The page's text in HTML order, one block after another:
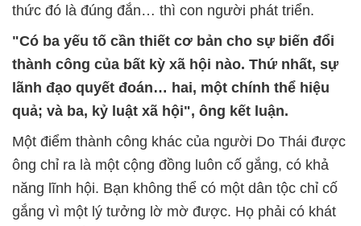
thức đó là đúng đắn… thì con người phát triển.
"Có ba yếu tố cần thiết cơ bản cho sự biến đổi
thành công của bất kỳ xã hội nào. Thứ nhất, sự
lãnh đạo quyết đoán… hai, một chính thể hiệu
quả; và ba, kỷ luật xã hội", ông kết luận.
Một điểm thành công khác của người Do Thái được
ông chỉ ra là một cộng đồng luôn cố gắng, có khả
năng lĩnh hội. Bạn không thể có một dân tộc chỉ cố
gắng vì một lý tưởng lờ mờ được. Họ phải có khát